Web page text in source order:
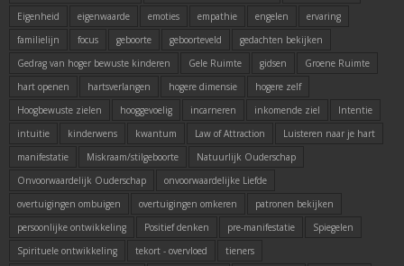
Eigenheid
eigenwaarde emoties empathie engelen
ervaring
familielijn
focus geboorte geboorteveld
gedachten bekijken
Gedrag van hoger bewuste kinderen
Gele Ruimte gidsen
Groene Ruimte
hart openen
hartsverlangen hogere dimensie
hogere zelf
Hoogbewuste zielen
hooggevoelig incarneren inkomende ziel
Intentie
intuitie
kinderwens kwantum Law of Attraction
Luisteren naar je hart
manifestatie
Miskraam/stilgeboorte
Natuurlijk Ouderschap
Onvoorwaardelijk Ouderschap
onvoorwaardelijke Liefde
overtuigingen ombuigen
overtuigingen omkeren
patronen bekijken
persoonlijke ontwikkeling
Positief denken pre-manifestatie
Spiegelen
Spirituele ontwikkeling
tekort - overvloed
tieners